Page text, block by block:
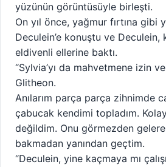
yüzünün görüntüsüyle birleşti.
On yıl önce, yağmur fırtına gibi
Deculein’e konuştu ve Deculein,
eldivenli ellerine baktı.
“Sylvia’yı da mahvetmene izin
Glitheon.
Anılarım parça parça zihnimde
çabucak kendimi topladım.
değildim. Onu görmezden
bakmadan yanından geçtim.
“Deculein, yine kaçmaya mı